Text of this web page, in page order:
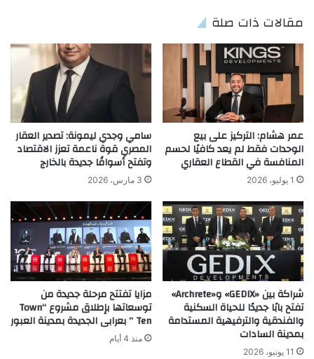
مقالات ذات صلة
عمر هشام: التركيز على بيع
الوحدات فقط لم يعد كافيًا لحسم
المنافسة في القطاع العقاري
1 يوليو، 2026
سامي وجدي ليمونة: تصدير العقار
المصري قوة ناعمة تعزز الاقتصاد
وتفتح أسواقًا جديدة بالخارج
3 مارس، 2026
شراكة بين «GEDIX» و«Archrete»
تفتح بابًا جديدًا للحياة السكنية
والفندقية والترفيهية المستدامة
بمدينة السادات
11 يونيو، 2026
مزايا تفتتح مرحلة جديدة من
توسعاتها بإطلاق مشروع “Town
Ten ” بعرابى الجديدة بمدينة العبور
منذ 4 أيام